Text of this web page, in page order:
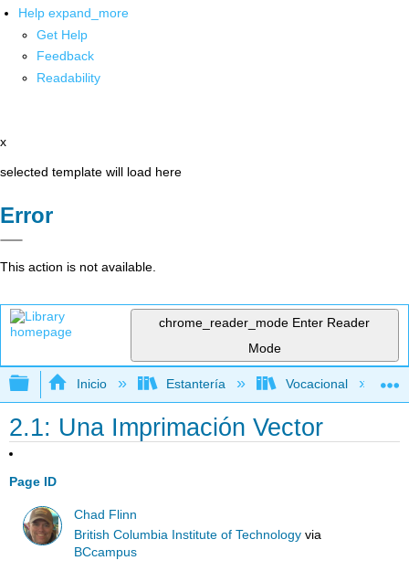
Help expand_more
Get Help
Feedback
Readability
x
selected template will load here
Error
This action is not available.
chrome_reader_mode Enter Reader
Mode
Expandir/contraer jerarquía global
Inicio Estantería Vocacional
2.1: Una Imprimación Vector
Page ID
Chad Flinn
British Columbia Institute of Technology via
BCcampus